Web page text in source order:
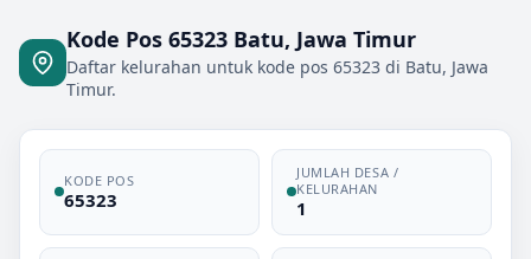
Kode Pos 65323 Batu, Jawa Timur
Daftar kelurahan untuk kode pos 65323 di Batu, Jawa
Timur.
KODE POS
65323
JUMLAH DESA /
KELURAHAN
1